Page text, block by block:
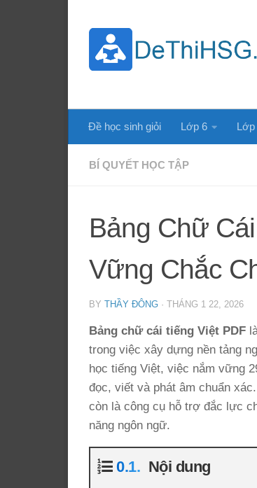
Đề học sinh giỏi Lớp 6 Lớp
BÍ QUYẾT HỌC TẬP
Bảng Chữ
Vững Chắc
BY THẦY ĐÔNG · THÁNG 1 22, 2026
Bảng chữ cái tiếng Việt PDF
trong việc xây dựng nền tảng
học tiếng Việt, việc nắm vững
đọc, viết và phát âm chuẩn
còn là công cụ hỗ trợ đắc lực
năng ngôn ngữ.
Nội dung